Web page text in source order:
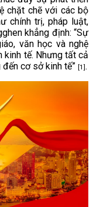
chặt chẽ với các bộ
chính trị, pháp luật,
khẳng định: “Sự
văn học và nghệ
kinh tế. Nhưng tất cả
cơ sở kinh tế” [1].